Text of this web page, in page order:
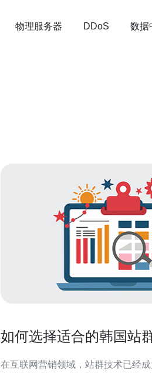
物理服务器 DDoS 数据
如何选择适合的韩国站
在互联网营销领域，站群技术已经